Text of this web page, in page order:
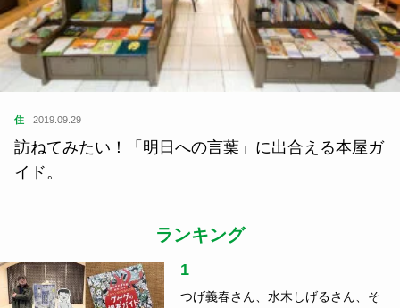
住 2019.09.29
訪ねてみたい！「明日への言葉」に出合える本屋ガ
イド。
ランキング
1
つげ義春さん、水木しげるさん、そ